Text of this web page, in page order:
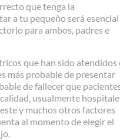
que tenga la
a tu pequeño será esencial
para ambos, padres e
que han sido atendidos
más probable de presentar
de fallecer que
usualmente
y muchos otros factores
al momento de elegir el